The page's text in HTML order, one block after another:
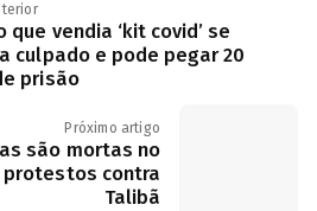
que vendia ‘kit covid’ se
culpado e pode pegar 20
prisão
Próximo artigo
são mortas no
contra
Talibã